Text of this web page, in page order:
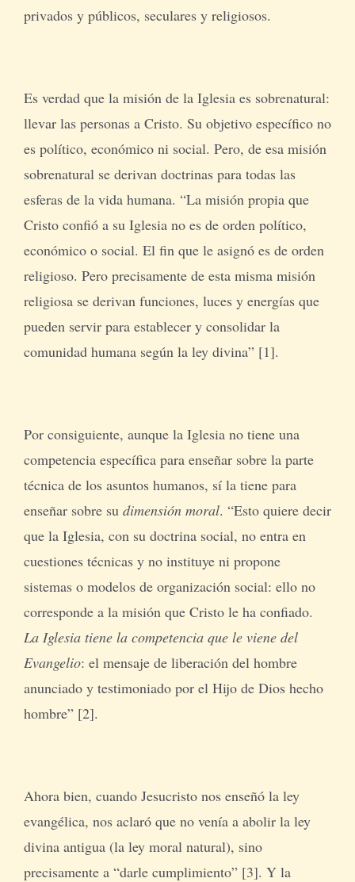
privados y públicos, seculares y religiosos.
Es verdad que la misión de la Iglesia es sobrenatural:
llevar las personas a Cristo. Su objetivo específico no
es político, económico ni social. Pero, de esa misión
sobrenatural se derivan doctrinas para todas las
esferas de la vida humana. “La misión propia que
Cristo confió a su Iglesia no es de orden político,
económico o social. El fin que le asignó es de orden
religioso. Pero precisamente de esta misma misión
religiosa se derivan funciones, luces y energías que
pueden servir para establecer y consolidar la
comunidad humana según la ley divina” [1].
Por consiguiente, aunque la Iglesia no tiene una
competencia específica para enseñar sobre la parte
técnica de los asuntos humanos, sí la tiene para
enseñar sobre su dimensión moral. “Esto quiere decir
que la Iglesia, con su doctrina social, no entra en
cuestiones técnicas y no instituye ni propone
sistemas o modelos de organización social: ello no
corresponde a la misión que Cristo le ha confiado.
La Iglesia tiene la competencia que le viene del
Evangelio: el mensaje de liberación del hombre
anunciado y testimoniado por el Hijo de Dios hecho
hombre” [2].
Ahora bien, cuando Jesucristo nos enseñó la ley
evangélica, nos aclaró que no venía a abolir la ley
divina antigua (la ley moral natural), sino
precisamente a “darle cumplimiento” [3]. Y la